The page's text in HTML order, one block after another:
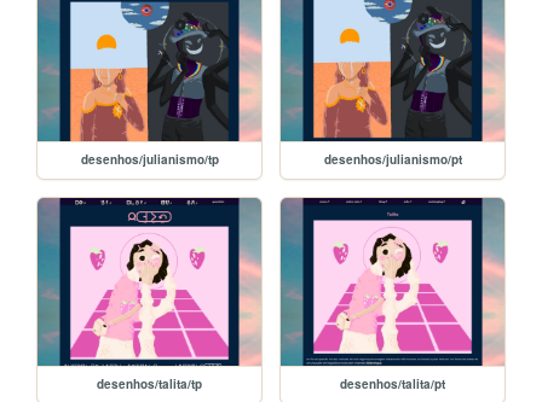
desenhos/julianismo/tp desenhos/julianismo/pt
desenhos/talita/tp desenhos/talita/pt